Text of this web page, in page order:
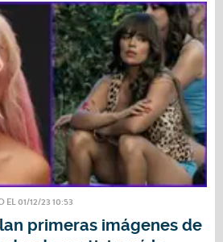
EL 01/12/23 10:53
primeras imágenes de